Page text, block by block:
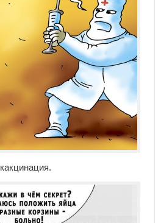
какцинация.